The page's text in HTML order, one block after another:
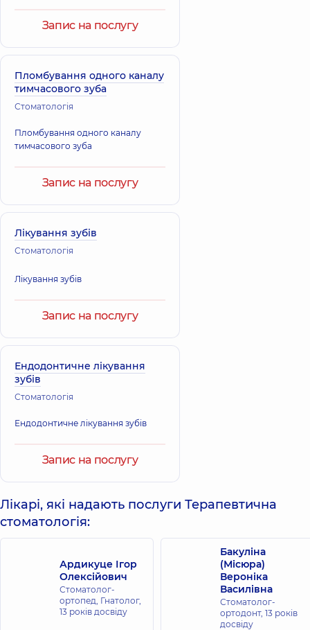
Запис на послугу
Пломбування одного каналу
тимчасового зуба
Стоматологія
Пломбування одного каналу
тимчасового зуба
Запис на послугу
Лікування зубів
Стоматологія
Лікування зубів
Запис на послугу
Ендодонтичне лікування
зубів
Стоматологія
Ендодонтичне лікування зубів
Запис на послугу
Лікарі, які надають послуги Терапевтична
стоматологія:
Ардикуце Ігор
Олексійович
Стоматолог-
ортопед, Гнатолог,
13 років досвіду
Бакуліна
(Місюра)
Вероніка
Василівна
Стоматолог-
ортодонт, 13 років
досвіду